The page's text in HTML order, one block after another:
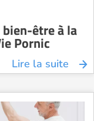
bien-être à la
Pornic
Lire la suite